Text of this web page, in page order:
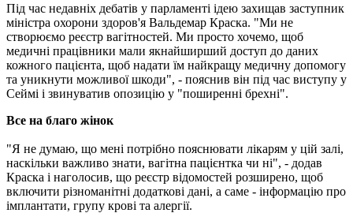
Під час недавніх дебатів у парламенті ідею захищав заступник
міністра охорони здоров'я Вальдемар Краска. "Ми не
створюємо реєстр вагітностей. Ми просто хочемо, щоб
медичні працівники мали якнайширший доступ до даних
кожного пацієнта, щоб надати їм найкращу медичну допомогу
та уникнути можливої ​​шкоди", - пояснив він під час виступу у
Сеймі і звинуватив опозицію у "поширенні брехні".
Все на благо жінок
"Я не думаю, що мені потрібно пояснювати лікарям у цій залі,
наскільки важливо знати, вагітна пацієнтка чи ні", - додав
Краска і наголосив, що реєстр відомостей розширено, щоб
включити різноманітні додаткові дані, а саме - інформацію про
імплантати, групу крові та алергії.